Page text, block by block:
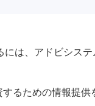
には、アドビシス
るための情報提供